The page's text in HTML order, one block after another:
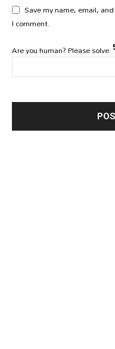
Save my name, email,
I comment.
Are you human? Please solve: